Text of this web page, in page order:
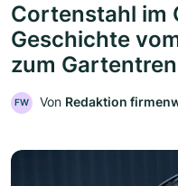
Cortenstahl im
Geschichte
zum
FW Von Redaktion